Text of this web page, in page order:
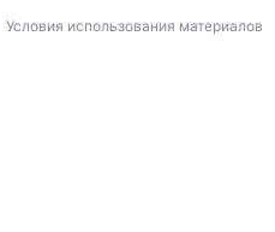
Условия использования материалов